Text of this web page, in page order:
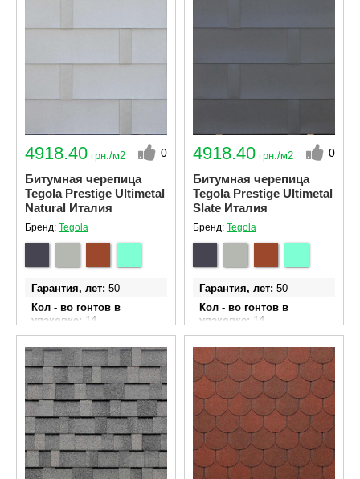
Площадь эффективного
Площадь эффективного
4918.40 грн./м2 0
Битумная черепица
Tegola Prestige Ultimetal
Natural Италия
Бренд: Tegola
Гарантия, лет 50
Кол - во гонтов в
упаковке
14
Ширина гонта 340 мм
Длина гонта
1000 мм
Площадь эффективного
покрытия одной
упаковки м² 4.06
4918.40 грн./м2 0
Битумная черепица
Tegola Prestige Ultimetal
Slate Италия
Бренд: Tegola
Гарантия, лет 50
Кол - во гонтов в
упаковке
14
Ширина гонта 340 мм
Длина гонта 1000 мм
Площадь эффективного
покрытия одной
упаковки м²
4.06